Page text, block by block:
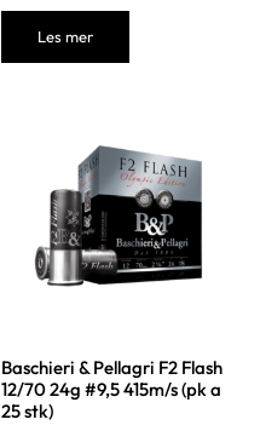
Les mer
Baschieri & Pellagri F2 Flash
12/70 24g #9,5 415m/s (pk a
25 stk)